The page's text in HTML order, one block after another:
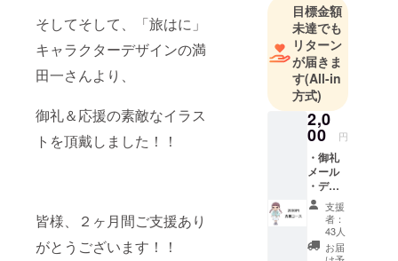
そしてそして、「旅はに」
キャラクターデザインの満
田一さんより、
御礼＆応援の素敵なイラス
トを頂戴しました！！
皆様、２ヶ月間ご支援あり
がとうございます！！
目標金額
未達でも
リターン
が届きま
す(All-in
方式)
2,0
00 円
・御礼
メール
・デジ
タルコ
ンテ&設
定資料
集 ・オ
ンライ
支援
者：
43人
お届